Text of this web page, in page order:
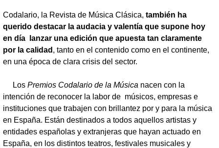
Codalario, la Revista de Música Clásica, también ha
querido destacar la audacia y valentía que supone hoy
en día lanzar una edición que apuesta tan claramente
por la calidad , tanto en el contenido como en el continente,
en una época de clara crisis del sector.
Los Premios Codalario de la Música nacen con la
intención de reconocer la labor de músicos, empresas e
instituciones que trabajen con brillantez por y para la música
en España. Están destinados a todos aquellos artistas y
entidades españolas y extranjeras que hayan actuado en
España, en los distintos teatros, festivales musicales y